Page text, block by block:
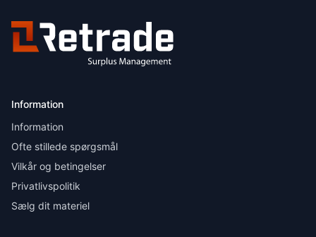
Information
Information
Ofte stillede spørgsmål
Vilkår og betingelser
Privatlivspolitik
Sælg dit materiel